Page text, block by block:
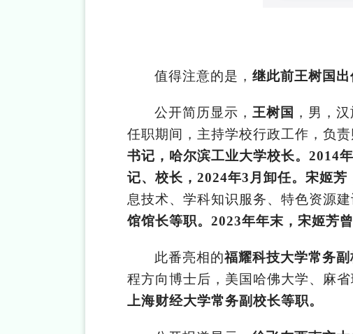
值得注意的是， 继此前王树国
公开简历显示， 王树国 ，男，
任职期间，主持学校行政工作，负责
书记，哈尔滨工业大学校长。2014
记、校长，2024年3月卸任。宋姬芳
息技术、学科知识服务、特色资源建
馆馆长等职。2023年年末，宋姬芳
此番亮相的福耀科技大学常务
程方向博士后，美国哈佛大学、麻省
上海财经大学常务副校长等职。